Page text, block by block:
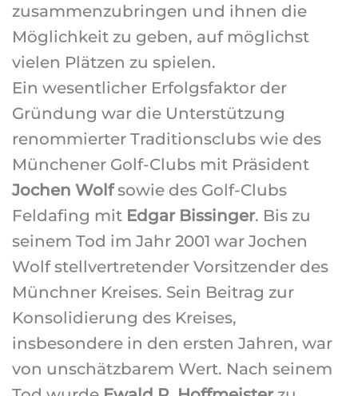
zusammenzubringen und ihnen die
Möglichkeit zu geben, auf möglichst
vielen Plätzen zu spielen.
Ein wesentlicher Erfolgsfaktor der
Gründung war die Unterstützung
renommierter Traditionsclubs wie des
Münchener Golf-Clubs mit Präsident
Jochen Wolfsowie des Golf-Clubs
Feldafing mit Edgar Bissinger. Bis zu
seinem Tod im Jahr 2001 war Jochen
Wolf stellvertretender Vorsitzender des
Münchner Kreises. Sein Beitrag zur
Konsolidierung des Kreises,
insbesondere in den ersten Jahren, war
von unschätzbarem Wert. Nach seinem